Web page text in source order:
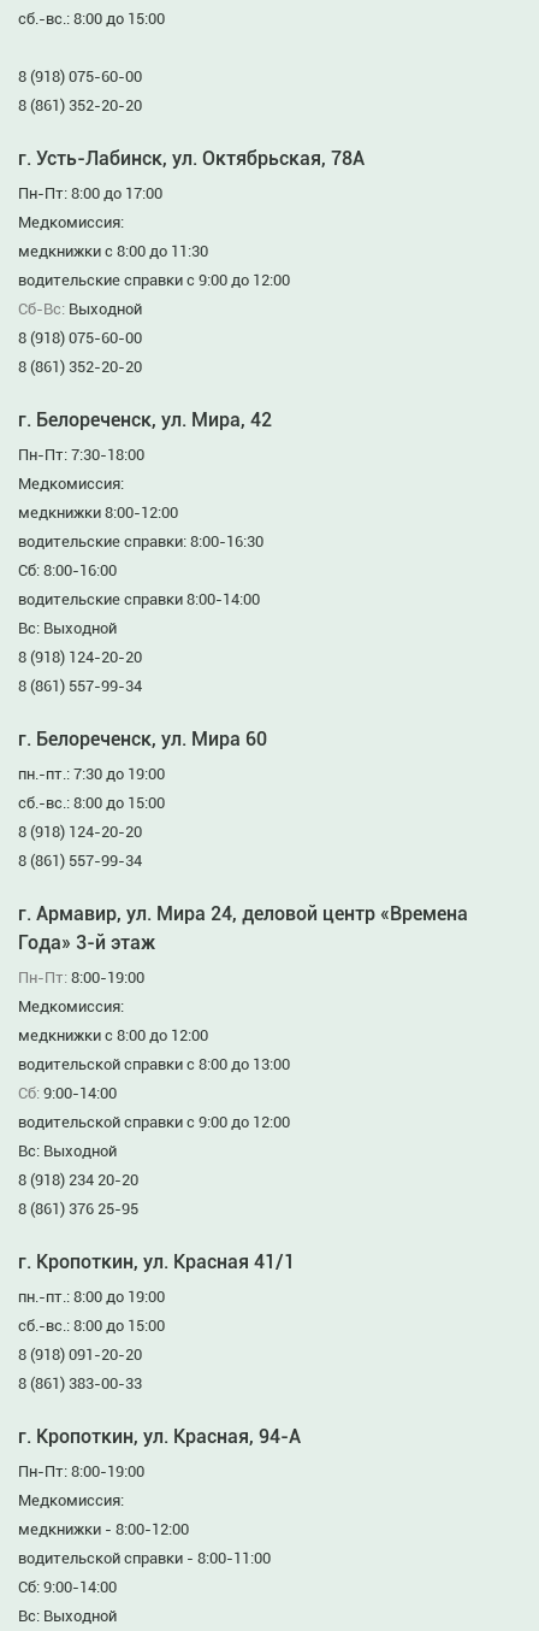
сб.-вс.: 8:00 до 15:00
8 (918) 075-60-00
8 (861) 352-20-20
г. Усть-Лабинск, ул. Октябрьская, 78А
Пн-Пт: 8:00 до 17:00
Медкомиссия:
медкнижки с 8:00 до 11:30
водительские справки с 9:00 до 12:00
Сб-Вс: Выходной
8 (918) 075-60-00
8 (861) 352-20-20
г. Белореченск, ул. Мира, 42
Пн-Пт: 7:30-18:00
Медкомиссия:
медкнижки 8:00-12:00
водительские справки: 8:00-16:30
Сб: 8:00-16:00
водительские справки 8:00-14:00
Вс: Выходной
8 (918) 124-20-20
8 (861) 557-99-34
г. Белореченск, ул. Мира 60
пн.-пт.: 7:30 до 19:00
сб.-вс.: 8:00 до 15:00
8 (918) 124-20-20
8 (861) 557-99-34
г. Армавир, ул. Мира 24, деловой центр «Времена
Года» 3-й этаж
Пн-Пт: 8:00-19:00
Медкомиссия:
медкнижки с 8:00 до 12:00
водительской справки с 8:00 до 13:00
Сб: 9:00-14:00
водительской справки с 9:00 до 12:00
Вс: Выходной
8 (918) 234 20-20
8 (861) 376 25-95
г. Кропоткин, ул. Красная 41/1
пн.-пт.: 8:00 до 19:00
сб.-вс.: 8:00 до 15:00
8 (918) 091-20-20
8 (861) 383-00-33
г. Кропоткин, ул. Красная, 94-А
Пн-Пт: 8:00-19:00
Медкомиссия:
медкнижки - 8:00-12:00
водительской справки - 8:00-11:00
Сб: 9:00-14:00
Вс: Выходной